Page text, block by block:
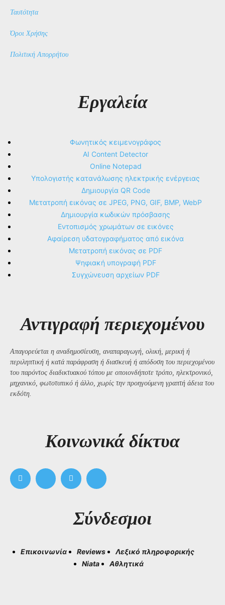
Ταυτότητα
Όροι Χρήσης
Πολιτική Απορρήτου
Εργαλεία
Φωνητικός κειμενογράφος
AI Content Detector
Online Notepad
Υπολογιστής κατανάλωσης ηλεκτρικής ενέργειας
Δημιουργία QR Code
Μετατροπή εικόνας σε JPEG, PNG, GIF, BMP, WebP
Δημιουργία κωδικών πρόσβασης
Εντοπισμός χρωμάτων σε εικόνες
Αφαίρεση υδατογραφήματος από εικόνα
Μετατροπή εικόνας σε PDF
Ψηφιακή υπογραφή PDF
Συγχώνευση αρχείων PDF
Αντιγραφή περιεχομένου
Απαγορεύεται η αναδημοσίευση, αναπαραγωγή, ολική, μερική ή
περιληπτική ή κατά παράφραση ή διασκευή ή απόδοση του περιεχομένου
του παρόντος διαδικτυακού τόπου με οποιονδήποτε τρόπο, ηλεκτρονικό,
μηχανικό, φωτοτυπικό ή άλλο, χωρίς την προηγούμενη γραπτή άδεια του
εκδότη.
Kοινωνικά δίκτυα
Σύνδεσμοι
Επικοινωνία Reviews
Λεξικό πληροφορικής
Niata
Αθλητικά